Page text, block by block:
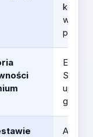
SSO +
grupy
API dla